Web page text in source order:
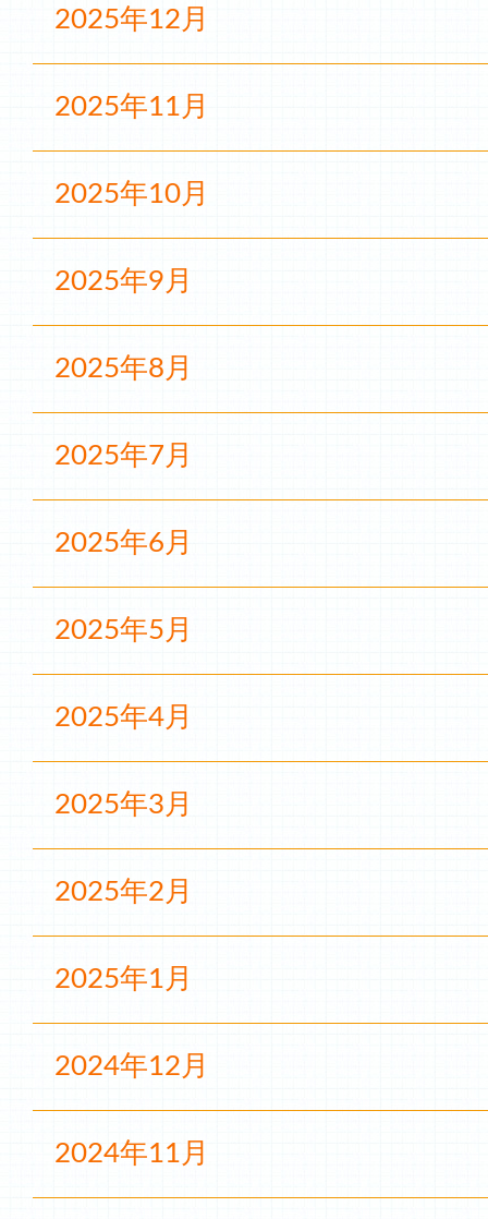
2025年12月
2025年11月
2025年10月
2025年9月
2025年8月
2025年7月
2025年6月
2025年5月
2025年4月
2025年3月
2025年2月
2025年1月
2024年12月
2024年11月